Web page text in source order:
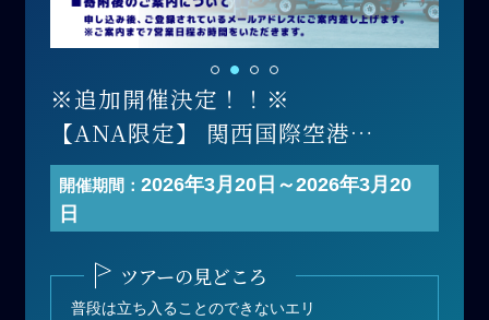
※追加開催決定！！※
【ANA限定】 関西国際空港
「プレミアム」グラハンツアー
開催日 ：2026年3月20日(金・祝)
寄付金額：200,000円（1名あた
り）
募集人数：2名
開催期間： 2026年3月20日～2026年3月20
日
ツアーの見どころ
普段は立ち入ることのできないエリ